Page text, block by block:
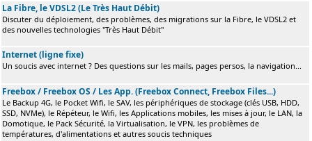
La Fibre, le VDSL2 (Le Très Haut Débit)
Discuter du déploiement, des problèmes, des migrations sur la Fibre, le VDSL2 et
des nouvelles technologies "Très Haut Débit"
Internet (ligne fixe)
Un soucis avec internet ? Des questions sur les mails, pages persos, la navigation...
Freebox / Freebox OS / Les App. (Freebox Connect, Freebox Files...)
Le Backup 4G, le Pocket Wifi, le SAV, les périphériques de stockage (clés USB, HDD,
SSD, NVMe), le Répéteur, le Wifi, les Applications mobiles, les mises à jour, le LAN, la
Domotique, le Pack Sécurité, la Virtualisation, le VPN, les problèmes de
températures, d'alimentations et autres soucis techniques